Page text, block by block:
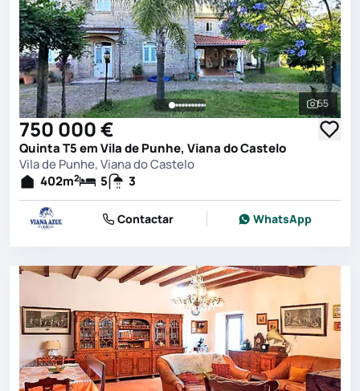
Ver
55
750 000 €
Quinta T5 em Vila de Punhe, Viana do Castelo
Vila de Punhe, Viana do Castelo
402m2 5 3
Contactar WhatsApp